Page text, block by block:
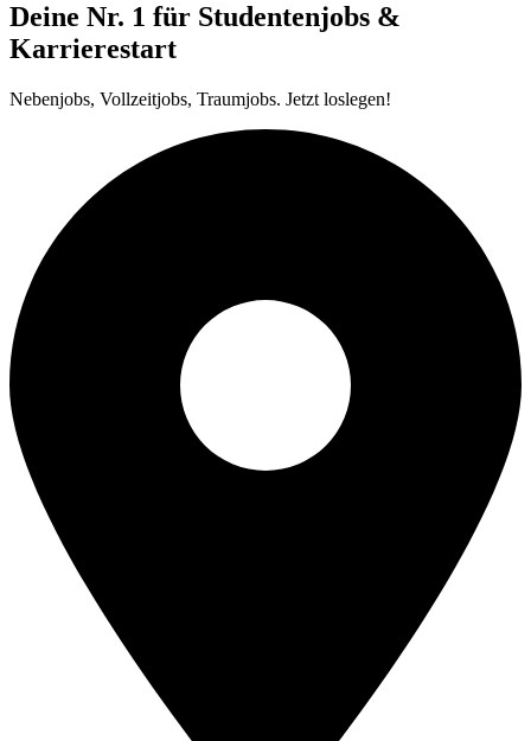
Deine Nr. 1 für Studentenjobs &
Karrierestart
Nebenjobs, Vollzeitjobs, Traumjobs. Jetzt loslegen!